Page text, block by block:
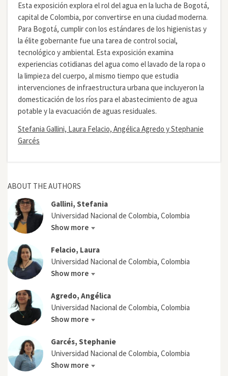
Esta exposición explora el rol del agua en la lucha de Bogotá,
capital de Colombia, por convertirse en una ciudad moderna.
Para Bogotá, cumplir con los estándares de los higienistas y
la élite gobernante fue una tarea de control social,
tecnológico y ambiental. Esta exposición examina
experiencias cotidianas del agua como el lavado de la ropa o
la limpieza del cuerpo, al mismo tiempo que estudia
intervenciones de infraestructura urbana que incluyeron la
domesticación de los ríos para el abastecimiento de agua
potable y la evacuación de aguas residuales.
Stefania Gallini, Laura Felacio, Angélica Agredo y Stephanie
Garcés
ABOUT THE AUTHORS
Gallini, Stefania
Universidad Nacional de Colombia, Colombia
Show more
Felacio, Laura
Universidad Nacional de Colombia, Colombia
Show more
Agredo, Angélica
Universidad Nacional de Colombia, Colombia
Show more
Garcés, Stephanie
Universidad Nacional de Colombia, Colombia
Show more